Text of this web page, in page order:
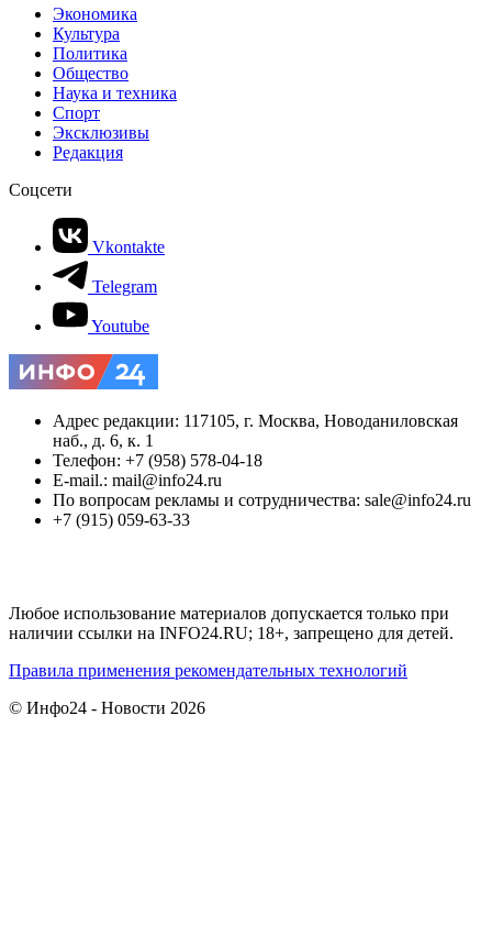
Экономика
Культура
Политика
Общество
Наука и техника
Спорт
Эксклюзивы
Редакция
Соцсети
Vkontakte
Telegram
Youtube
Адрес редакции: 117105, г. Москва, Новоданиловская
наб., д. 6, к. 1
Телефон: +7 (958) 578-04-18
E-mail.: mail@info24.ru
По вопросам рекламы и сотрудничества: sale@info24.ru
+7 (915) 059-63-33
Любое использование материалов допускается только при
наличии ссылки на INFO24.RU; 18+, запрещено для детей.
Правила применения рекомендательных технологий
© Инфо24 - Новости 2026